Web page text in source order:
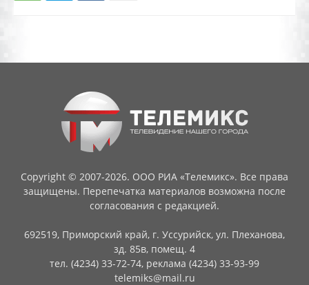
Copyright © 2007-2026. ООО РИА «Телемикс». Все права
защищены. Перепечатка материалов возможна после
согласования с редакцией.
692519, Приморский край, г. Уссурийск, ул. Плеханова,
зд. 85в, помещ. 4
тел. (4234) 33-72-74, реклама (4234) 33-93-99
telemiks@mail.ru